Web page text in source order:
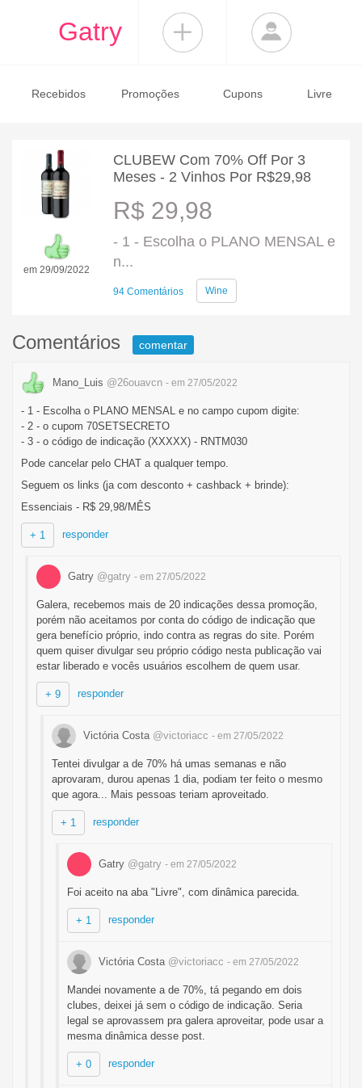
Gatry
Recebidos Promoções Cupons Livre
em 29/09/2022
CLUBEW Com 70% Off Por 3
Meses - 2 Vinhos Por R$29,98
R$ 29,98
- 1 - Escolha o PLANO MENSAL e
n...
94 Comentários Wine
Comentários comentar
Mano_Luis @26ouavcn - em 27/05/2022
- 1 - Escolha o PLANO MENSAL e no campo cupom digite:
- 2 - o cupom 70SETSECRETO
- 3 - o código de indicação (XXXXX) - RNTM030
Pode cancelar pelo CHAT a qualquer tempo.
Seguem os links (ja com desconto + cashback + brinde):
Essenciais - R$ 29,98/MÊS
+ 1 responder
Gatry @gatry - em 27/05/2022
Galera, recebemos mais de 20 indicações dessa promoção,
porém não aceitamos por conta do código de indicação que
gera benefício próprio, indo contra as regras do site. Porém
quem quiser divulgar seu próprio código nesta publicação vai
estar liberado e vocês usuários escolhem de quem usar.
+ 9 responder
Victória Costa @victoriacc - em 27/05/2022
Tentei divulgar a de 70% há umas semanas e não
aprovaram, durou apenas 1 dia, podiam ter feito o mesmo
que agora... Mais pessoas teriam aproveitado.
+ 1 responder
Gatry @gatry - em 27/05/2022
Foi aceito na aba "Livre", com dinâmica parecida.
+ 1 responder
Victória Costa @victoriacc - em 27/05/2022
Mandei novamente a de 70%, tá pegando em dois
clubes, deixei já sem o código de indicação. Seria
legal se aprovassem pra galera aproveitar, pode usar a
mesma dinâmica desse post.
+ 0 responder